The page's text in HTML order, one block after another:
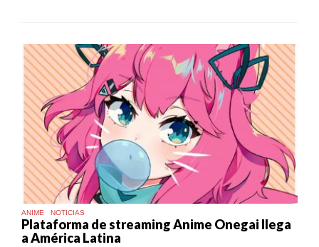
HISTORIA
DEL
RECHAZADO
‘HÉROE’
(DEL
ESCUDO)
ANIME NOTICIAS
Plataforma de streaming Anime Onegai llega
a América Latina